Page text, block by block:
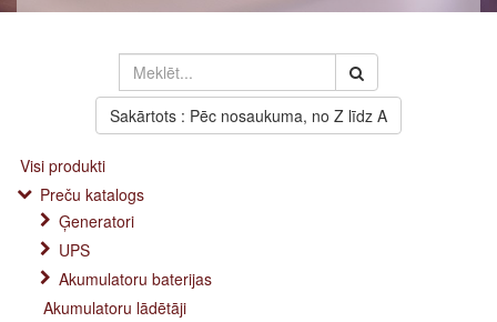
Sakārtots : Pēc nosaukuma, no Z līdz A
Visi produkti
Preču katalogs
Ģeneratori
UPS
Akumulatoru baterijas
Akumulatoru lādētāji